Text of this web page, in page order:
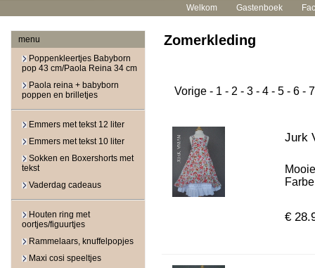
Welkom Gastenboek
menu
Poppenkleertjes Babyborn
pop 43 cm/Paola Reina 34 cm
Paola reina + babyborn
poppen en brilletjes
Emmers met tekst 12 liter
Emmers met tekst 10 liter
Sokken en Boxershorts met
tekst
Vaderdag cadeaus
Houten ring met
oortjes/figuurtjes
Rammelaars, knuffelpopjes
Maxi cosi speeltjes
Zomerkleding
Vorige - 1 - 2 - 3 - 4 - 5 - 6 - 7
Jurk
€